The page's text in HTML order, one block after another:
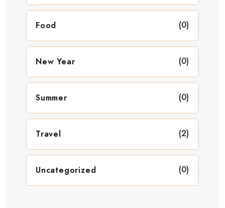
Food (0)
New Year (0)
Summer (0)
Travel (2)
Uncategorized (0)